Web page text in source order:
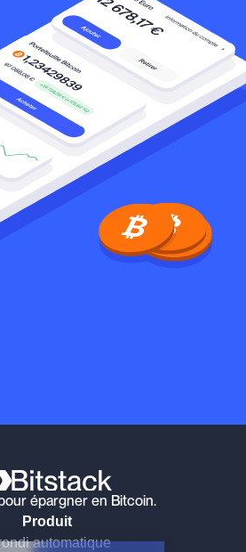
épargner en Bitcoin.
Produit
automatique